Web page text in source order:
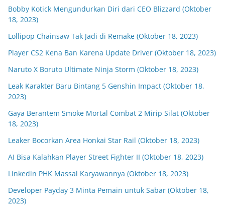
Bobby Kotick Mengundurkan Diri dari CEO Blizzard (Oktober
18, 2023)
Lollipop Chainsaw Tak Jadi di Remake (Oktober 18, 2023)
Player CS2 Kena Ban Karena Update Driver (Oktober 18, 2023)
Naruto X Boruto Ultimate Ninja Storm (Oktober 18, 2023)
Leak Karakter Baru Bintang 5 Genshin Impact (Oktober 18,
2023)
Gaya Berantem Smoke Mortal Combat 2 Mirip Silat (Oktober
18, 2023)
Leaker Bocorkan Area Honkai Star Rail (Oktober 18, 2023)
AI Bisa Kalahkan Player Street Fighter II (Oktober 18, 2023)
Linkedin PHK Massal Karyawannya (Oktober 18, 2023)
Developer Payday 3 Minta Pemain untuk Sabar (Oktober 18,
2023)